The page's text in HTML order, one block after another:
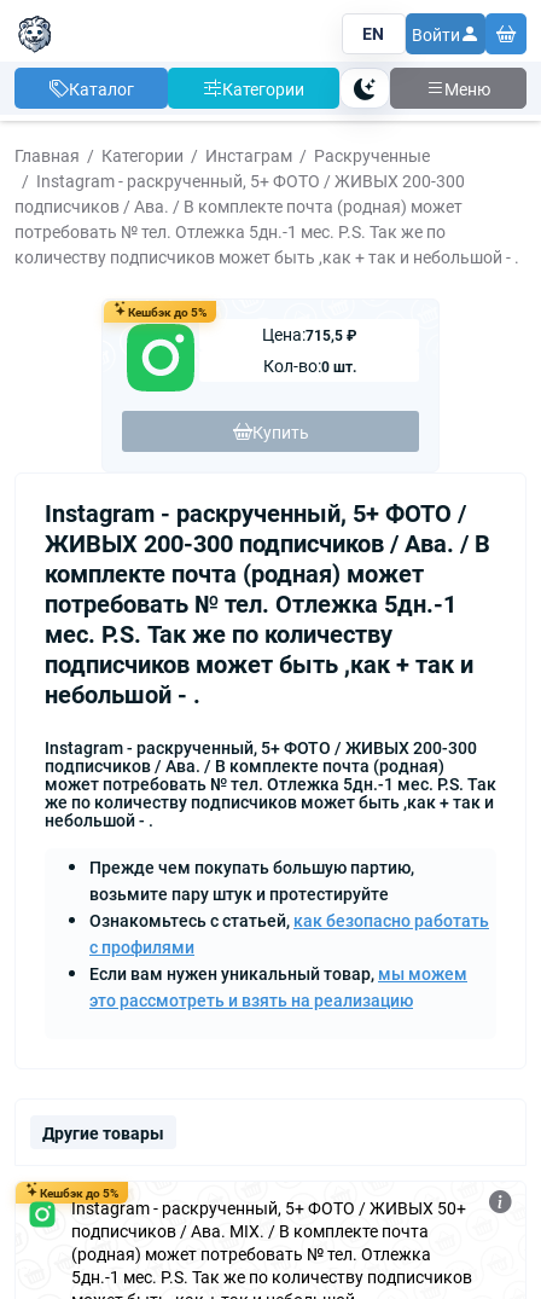
EN Войти
Каталог Категории Тема Меню
Главная Категории Инстаграм
Раскрученные
Instagram - раскрученный, 5+ ФОТО / ЖИВЫХ 200-300
подписчиков / Ава. / В комплекте почта (родная) может
потребовать № тел. Отлежка 5дн.-1 мес. P.S. Так же по
количеству подписчиков может быть ,как + так и небольшой - .
Кешбэк до 5%
Цена:715,5 ₽
Кол-во:0 шт.
Купить
Instagram - раскрученный, 5+ ФОТО /
ЖИВЫХ 200-300 подписчиков / Ава. / В
комплекте почта (родная) может
потребовать № тел. Отлежка 5дн.-1
мес. P.S. Так же по количеству
подписчиков может быть ,как + так и
небольшой - .
Instagram - раскрученный, 5+ ФОТО / ЖИВЫХ 200-300
подписчиков / Ава. / В комплекте почта (родная)
может потребовать № тел. Отлежка 5дн.-1 мес. P.S. Так
же по количеству подписчиков может быть ,как + так и
небольшой - .
Прежде чем покупать большую партию,
возьмите пару штук и протестируйте
Ознакомьтесь с статьей, как безопасно работать
с профилями
Если вам нужен уникальный товар, мы можем
это рассмотреть и взять на реализацию
Другие товары
Кешбэк до 5%
Instagram - раскрученный, 5+ ФОТО / ЖИВЫХ 50+
подписчиков / Ава. MIX. / В комплекте почта
(родная) может потребовать № тел. Отлежка
5дн.-1 мес. P.S. Так же по количеству подписчиков